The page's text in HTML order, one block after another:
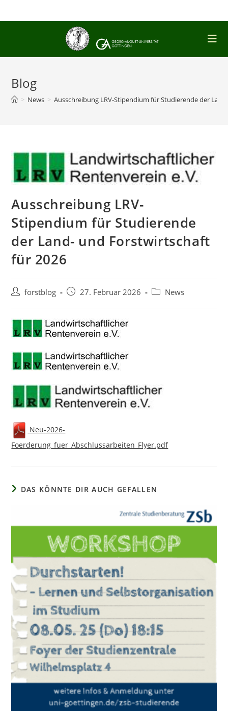
Inhalt
Blog
> News > Ausschreibung LRV-Stipendium für Studierende der
Ausschreibung LRV-
Stipendium für Studierende
der Land- und Forstwirtschaft
für 2026
Beitrags-
forstblog
Beitrag27. Februar 2026
Beitrags-
News
Neu-2026-
Foerderung_fuer_Abschlussarbeiten_Flyer.pdf
DAS KÖNNTE DIR AUCH GEFALLEN